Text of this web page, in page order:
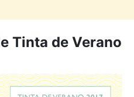
Tinta de Verano